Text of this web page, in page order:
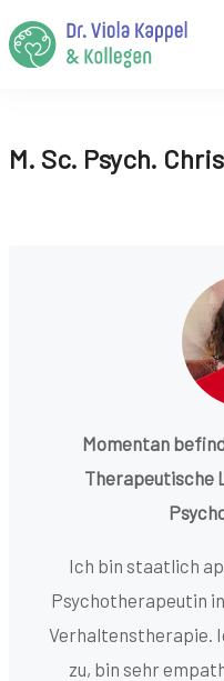
M. Sc. Psych.
Momentan
Therapeutische
Ich bin staatlich
Psychotherapeutin
Verhaltenstherapie.
zu, bin sehr